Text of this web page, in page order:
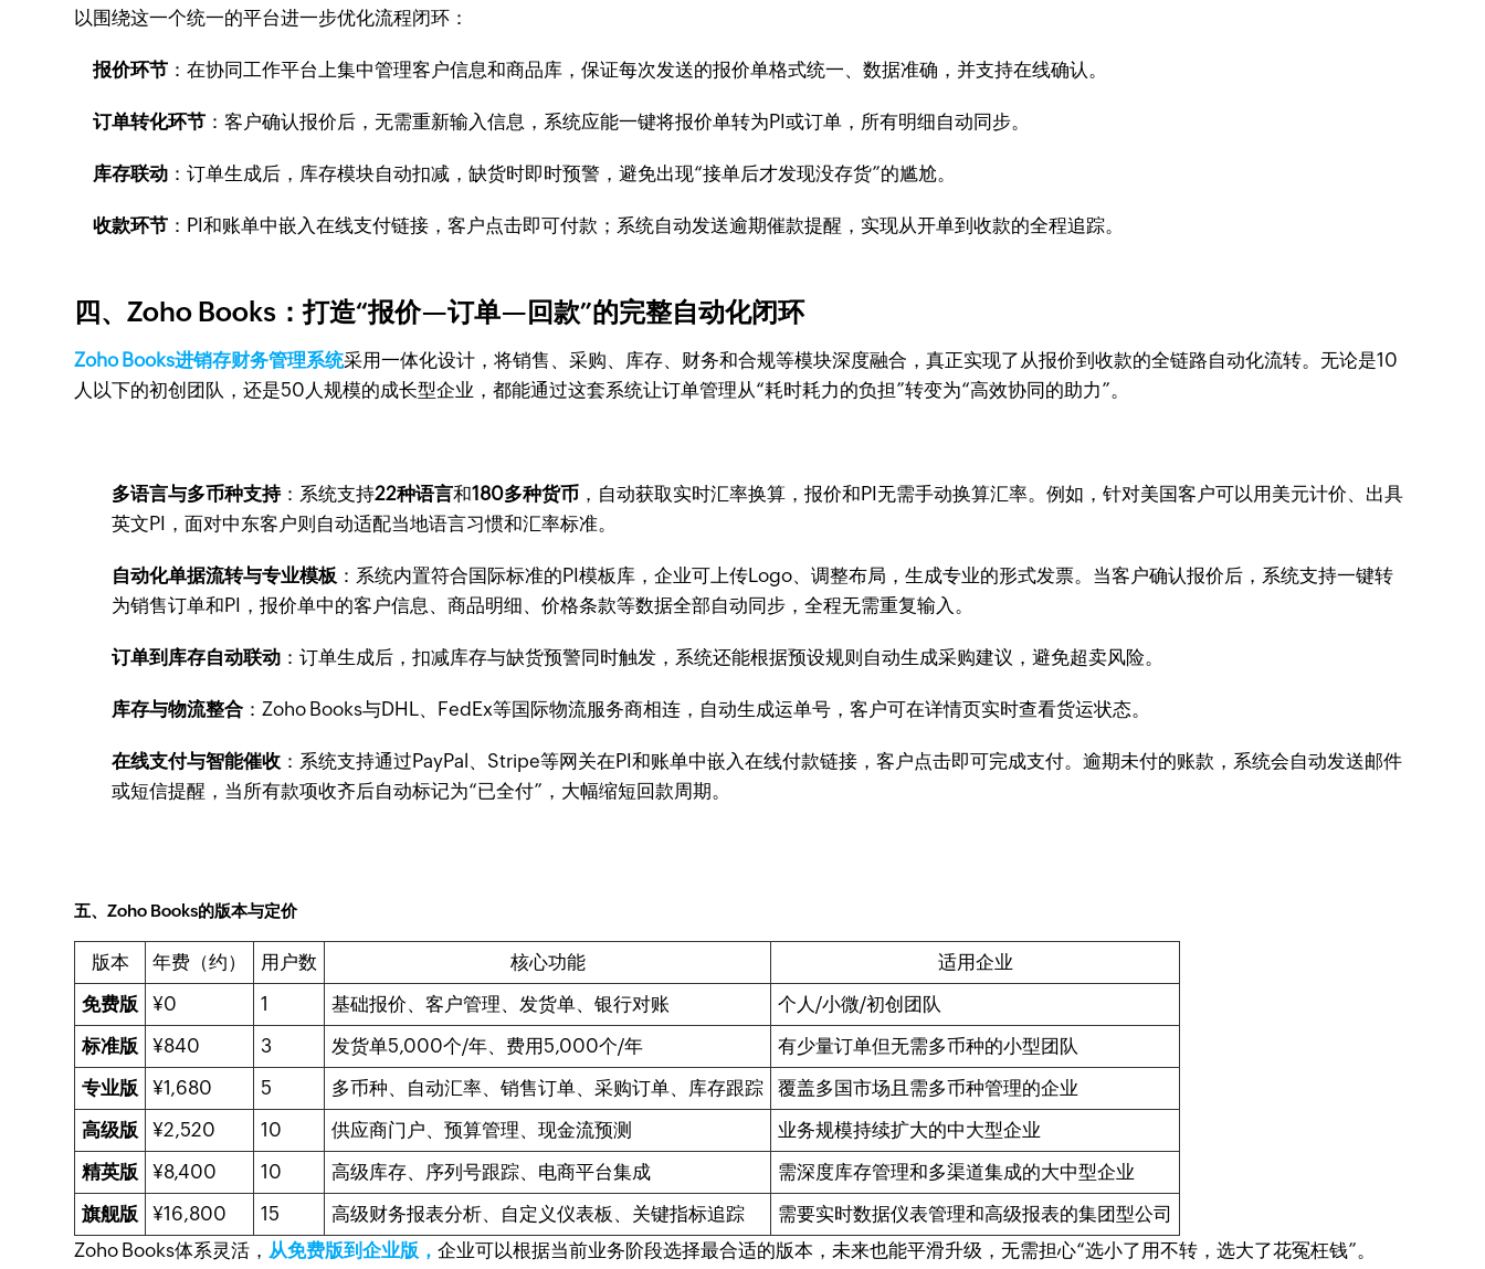
以围绕这一个统一的平台进一步优化流程闭环：
报价环节 ：在协同工作平台上集中管理客户信息和商品库，保证每次发送的报价单格式统一、数据准确，并支持在线确认。
订单转化环节 ：客户确认报价后，无需重新输入信息，系统应能一键将报价单转为PI或订单，所有明细自动同步。
库存联动 ：订单生成后，库存模块自动扣减，缺货时即时预警，避免出现“接单后才发现没存货”的尴尬。
收款环节 ：PI和账单中嵌入在线支付链接，客户点击即可付款；系统自动发送逾期催款提醒，实现从开单到收款的全程追踪。
四、Zoho Books：打造“报价—订单—回款”的完整自动化闭环
Zoho Books进销存财务管理系统采用一体化设计，将销售、采购、库存、财务和合规等模块深度融合，真正实现了从报价到收款的全链路自动化流转。无论是10
人以下的初创团队，还是50人规模的成长型企业，都能通过这套系统让订单管理从“耗时耗力的负担”转变为“高效协同的助力”。
多语言与多币种支持：系统支持22种语言和180多种货币 ，自动获取实时汇率换算，报价和PI无需手动换算汇率。例如，针对美国客户可以用美元计价、出具
英文PI，面对中东客户则自动适配当地语言习惯和汇率标准。
自动化单据流转与专业模板 ：系统内置符合国际标准的PI模板库，企业可上传Logo、调整布局，生成专业的形式发票。当客户确认报价后，系统支持一键转
为销售订单和PI，报价单中的客户信息、商品明细、价格条款等数据全部自动同步，全程无需重复输入。
订单到库存自动联动 ：订单生成后，扣减库存与缺货预警同时触发，系统还能根据预设规则自动生成采购建议，避免超卖风险。
库存与物流整合 ：Zoho Books与DHL、FedEx等国际物流服务商相连，自动生成运单号，客户可在详情页实时查看货运状态。
在线支付与智能催收 ：系统支持通过PayPal、Stripe等网关在PI和账单中嵌入在线付款链接，客户点击即可完成支付。逾期未付的账款，系统会自动发送邮件
或短信提醒，当所有款项收齐后自动标记为“已全付”，大幅缩短回款周期。
五、Zoho Books的版本与定价
版本 年费（约） 用户数 核心功能
适用企业
免费版
¥0 1 基础报价、客户管理、发货单、银行对账
个人/小微/初创团队
标准版
¥840 3 发货单5,000个/年、费用5,000个/年
有少量订单但无需多币种的小型团队
专业版
¥1,680 5 多币种、自动汇率、销售订单、采购订单、库存跟踪
覆盖多国市场且需多币种管理的企业
高级版
¥2,520 10 供应商门户、预算管理、现金流预测
业务规模持续扩大的中大型企业
精英版
¥8,400 10 高级库存、序列号跟踪、电商平台集成
需深度库存管理和多渠道集成的大中型企业
旗舰版
¥16,800 15 高级财务报表分析、自定义仪表板、关键指标追踪
需要实时数据仪表管理和高级报表的集团型公司
Zoho Books体系灵活， 从免费版到企业版，企业可以根据当前业务阶段选择最合适的版本，未来也能平滑升级，无需担心“选小了用不转，选大了花冤枉钱”。